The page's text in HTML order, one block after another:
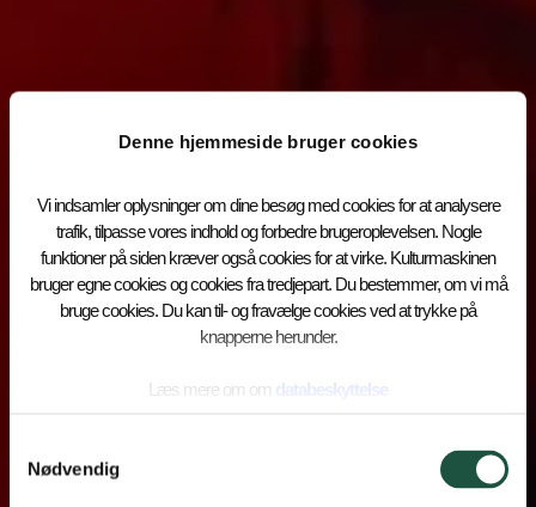
Denne hjemmeside bruger cookies
Vi indsamler oplysninger om dine besøg med cookies for at analysere
trafik, tilpasse vores indhold og forbedre brugeroplevelsen. Nogle
funktioner på siden kræver også cookies for at virke. Kulturmaskinen
bruger egne cookies og cookies fra tredjepart. Du bestemmer, om vi må
bruge cookies. Du kan til- og fravælge cookies ved at trykke på
knapperne herunder.
Læs mere om om databeskyttelse
Nødvendig